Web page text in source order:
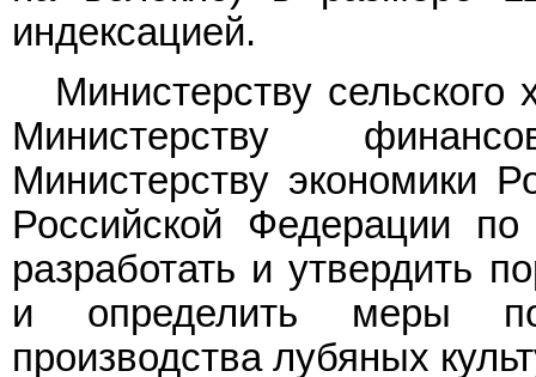
индексацией.
Министерству
Министерству
Министерству экономики
Российской Федерации
разработать и утвердить
и определить меры
производства лубяных